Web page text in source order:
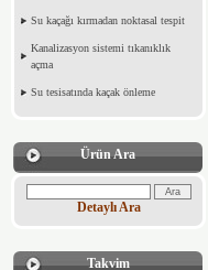
Su kaçağı kırmadan noktasal tespit
Kanalizasyon sistemi tıkanıklık
açma
Su tesisatında kaçak önleme
Ürün Ara
Detaylı Ara
Takvim